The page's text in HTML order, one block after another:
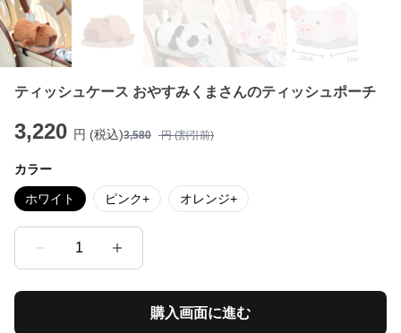
ティッシュケース おやすみくまさんのティッシュポーチ
3,220 円 (税込)3,580 円 (割引前)
カラー
ホワイト ピンク+ オレンジ+
1
購入画面に進む